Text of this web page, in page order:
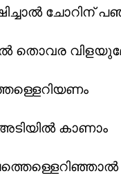
ചോറിന്
തൊവര
അടിയിൽ കാണാം